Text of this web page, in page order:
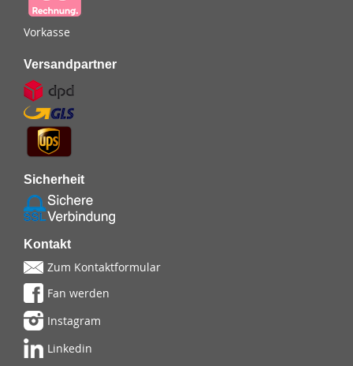
Vorkasse
Versandpartner
Sicherheit
Kontakt
Zum Kontaktformular
Fan werden
Instagram
Linkedin